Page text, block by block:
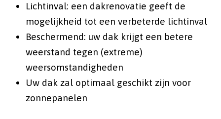
Lichtinval: een dakrenovatie geeft de
mogelijkheid tot een verbeterde lichtinval
Beschermend: uw dak krijgt een betere
weerstand tegen (extreme)
weersomstandigheden
Uw dak zal optimaal geschikt zijn voor
zonnepanelen